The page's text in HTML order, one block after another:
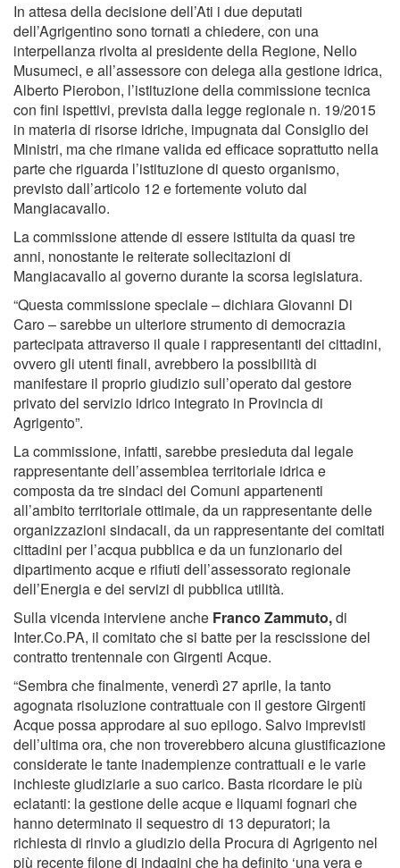
In attesa della decisione dell’Ati i due deputati
dell’Agrigentino sono tornati a chiedere, con una
interpellanza rivolta al presidente della Regione, Nello
Musumeci, e all’assessore con delega alla gestione idrica,
Alberto Pierobon, l’istituzione della commissione tecnica
con fini ispettivi, prevista dalla legge regionale n. 19/2015
in materia di risorse idriche, impugnata dal Consiglio dei
Ministri, ma che rimane valida ed efficace soprattutto nella
parte che riguarda l’istituzione di questo organismo,
previsto dall’articolo 12 e fortemente voluto dal
Mangiacavallo.
La commissione attende di essere istituita da quasi tre
anni, nonostante le reiterate sollecitazioni di
Mangiacavallo al governo durante la scorsa legislatura.
“Questa commissione speciale – dichiara Giovanni Di
Caro – sarebbe un ulteriore strumento di democrazia
partecipata attraverso il quale i rappresentanti dei cittadini,
ovvero gli utenti finali, avrebbero la possibilità di
manifestare il proprio giudizio sull’operato dal gestore
privato del servizio idrico integrato in Provincia di
Agrigento”.
La commissione, infatti, sarebbe presieduta dal legale
rappresentante dell’assemblea territoriale idrica e
composta da tre sindaci dei Comuni appartenenti
all’ambito territoriale ottimale, da un rappresentante delle
organizzazioni sindacali, da un rappresentante dei comitati
cittadini per l’acqua pubblica e da un funzionario del
dipartimento acque e rifiuti dell’assessorato regionale
dell’Energia e dei servizi di pubblica utilità.
Sulla vicenda interviene anche Franco Zammuto,di
Inter.Co.PA, il comitato che si batte per la rescissione del
contratto trentennale con Girgenti Acque.
“Sembra che finalmente, venerdì 27 aprile, la tanto
agognata risoluzione contrattuale con il gestore Girgenti
Acque possa approdare al suo epilogo. Salvo imprevisti
dell’ultima ora, che non troverebbero alcuna giustificazione
considerate le tante inadempienze contrattuali e le varie
inchieste giudiziarie a suo carico. Basta ricordare le più
eclatanti: la gestione delle acque e liquami fognari che
hanno determinato il sequestro di 13 depuratori; la
richiesta di rinvio a giudizio della Procura di Agrigento nel
più recente filone di indagini che ha definito ‘una vera e